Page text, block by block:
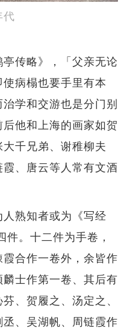
代
传略》，「父亲无论
病榻也要手里有本
学和交游也是分门别
他和上海的画家如贺
千兄弟、谢稚柳夫
、唐云等人常有文酒
熟知者或为《写经
。十二件为手卷，
合作一卷外，余皆作
士作第一卷、其后有
、贺履之、汤定之、
、吴湖帆、周链霞作